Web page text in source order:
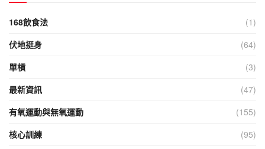
168飲食法
(1)
伏地挺身
(64)
單槓
(3)
最新資訊
(47)
有氧運動與無氧運動
(155)
核心訓練
(95)